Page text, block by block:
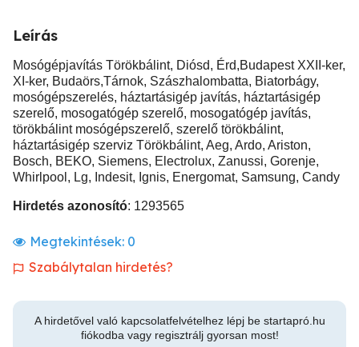
Leírás
Mosógépjavítás Törökbálint, Diósd, Érd,Budapest XXII-ker,
XI-ker, Budaörs,Tárnok, Szászhalombatta, Biatorbágy,
mosógépszerelés, háztartásigép javítás, háztartásigép
szerelő, mosogatógép szerelő, mosogatógép javítás,
törökbálint mosógépszerelő, szerelő törökbálint,
háztartásigép szerviz Törökbálint, Aeg, Ardo, Ariston,
Bosch, BEKO, Siemens, Electrolux, Zanussi, Gorenje,
Whirlpool, Lg, Indesit, Ignis, Energomat, Samsung, Candy
Hirdetés azonosító: 1293565
Megtekintések: 0
Szabálytalan hirdetés?
A hirdetővel való kapcsolatfelvételhez lépj be startapró.hu
fiókodba vagy regisztrálj gyorsan most!